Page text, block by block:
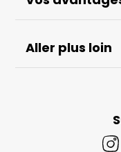
Aller plus loin